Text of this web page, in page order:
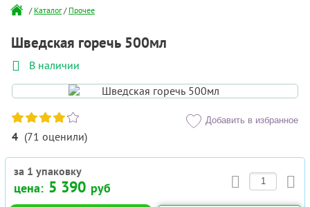
/ Каталог / Прочее
Шведская горечь 500мл
В наличии
4 (71 оценили)
Добавить в избранное
за 1 упаковку
цена: 5 390 руб